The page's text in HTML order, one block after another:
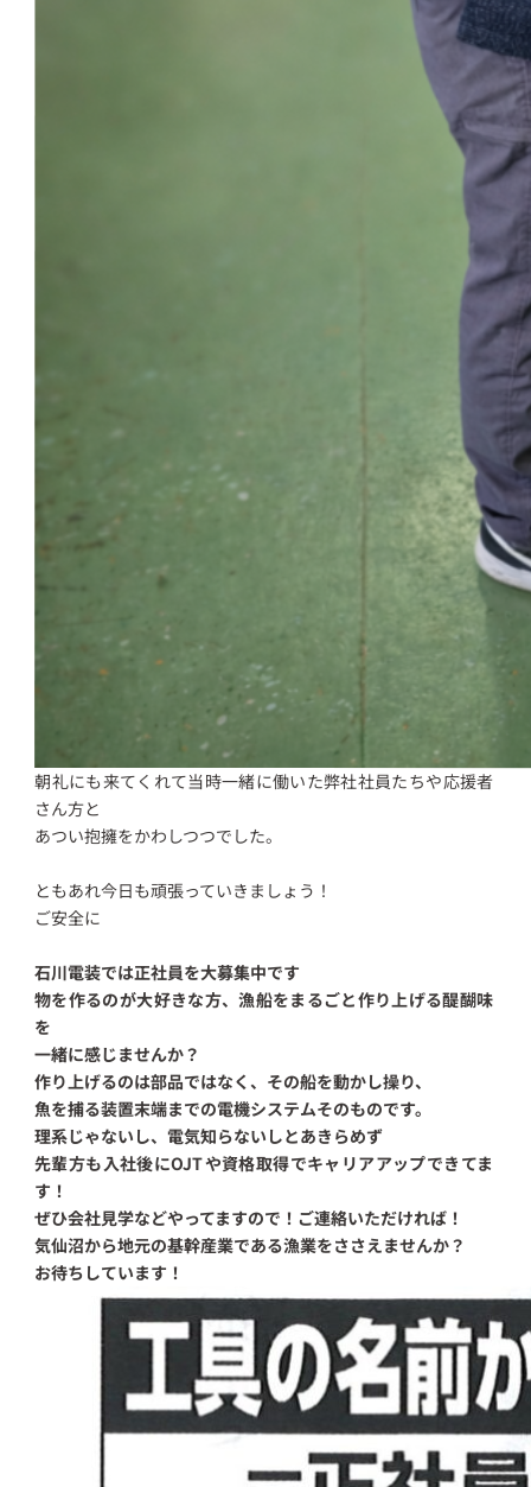
朝礼にも来てくれて当時一緒に働いた弊社社員たちや応援者
さん方と
あつい抱擁をかわしつつでした。
ともあれ今日も頑張っていきましょう！
ご安全に
石川電装では正社員を大募集中です
物を作るのが大好きな方、漁船をまるごと作り上げる醍醐味
を
一緒に感じませんか？
作り上げるのは部品ではなく、その船を動かし操り、
魚を捕る装置末端までの電機システムそのものです。
理系じゃないし、電気知らないしとあきらめず
先輩方も入社後にOJTや資格取得でキャリアアップできてま
す！
ぜひ会社見学などやってますので！ご連絡いただければ！
気仙沼から地元の基幹産業である漁業をささえませんか？
お待ちしています！